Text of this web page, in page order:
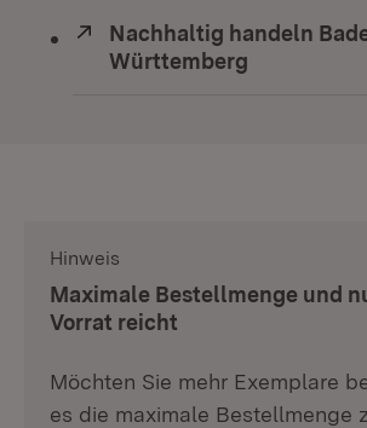
Extern:
Nachhaltig handeln
Württemberg
Hinweis
Maximale Bestellmenge und
Vorrat reicht
Möchten Sie mehr Exemplare
es die maximale Bestellmenge